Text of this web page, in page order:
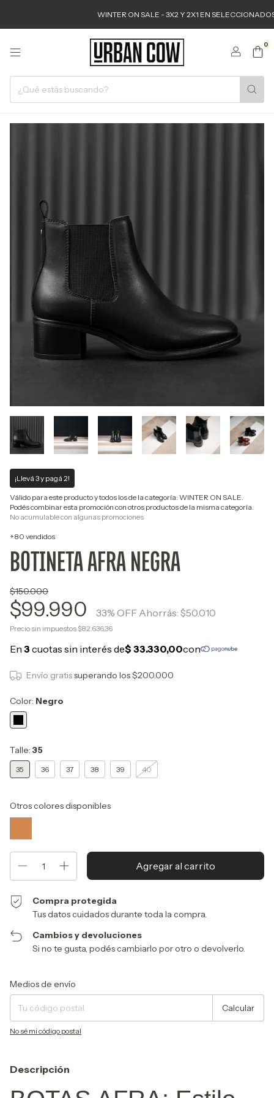
WINTER ON SALE - 3X2 Y 2X1 EN SELECCIONADOS
0
¡Llevá 3 y pagá 2!
Válido para este producto y todos los de la categoría: WINTER ON SALE.
Podés combinar esta promoción con otros productos de la misma categoría.
No acumulable con algunas promociones
+80 vendidos
BOTINETA AFRA NEGRA
$150.000
$99.990 33% OFF Ahorrás: $50.010
Precio sin impuestos $82.636,36
Envío gratissuperando los$200.000
Color: Negro
Talle: 35
35 36 37 38 39 40
Otros colores disponibles
Compra protegida
Tus datos cuidados durante toda la compra.
Cambios y devoluciones
Si no te gusta, podés cambiarlo por otro o devolverlo.
Entregas para el CP:
Medios de envío
Calcular
No sé mi código postal
Descripción